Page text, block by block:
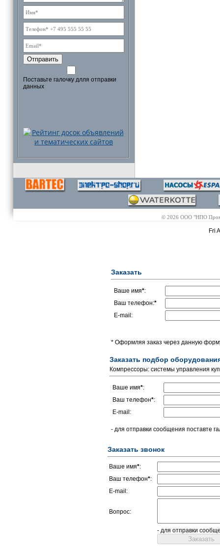
Отправить
Поставьте галочку длля отправки
данных
© 2026 ООО "НПО
Fri
Заказать
Ваше имя*:
Ваш телефон:*
E-mail:
* Оформляя заказ через данную
Заказать подбор
Компрессоры: системы управления
Ваше имя*:
Ваш телефон*:
E-mail:
- для отправки сообщения поставте
Заказать звонок
Ваше имя*:
Ваш телефон*:
E-mail:
Вопрос:
- для отправки